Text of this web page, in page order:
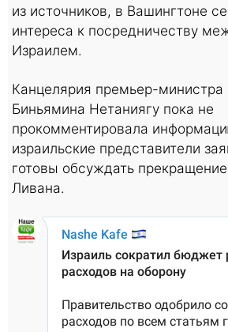
из источников, в Вашингтоне
интереса к посредничеству
Израилем.
Канцелярия премьер-министра
Биньямина Нетаниягу пока не
прокомментировала
израильские представители
готовы обсуждать
Ливана.